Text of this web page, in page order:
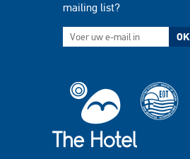
mailing list?
OK